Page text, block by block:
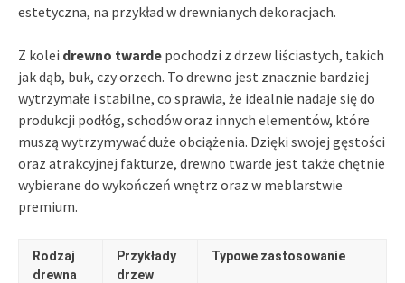
estetyczna, na przykład w drewnianych dekoracjach.
Z kolei drewno twarde pochodzi z drzew liściastych, takich
jak dąb, buk, czy orzech. To drewno jest znacznie bardziej
wytrzymałe i stabilne, co sprawia, że idealnie nadaje się do
produkcji podłóg, schodów oraz innych elementów, które
muszą wytrzymywać duże obciążenia. Dzięki swojej gęstości
oraz atrakcyjnej fakturze, drewno twarde jest także chętnie
wybierane do wykończeń wnętrz oraz w meblarstwie
premium.
Rodzaj
drewna
Przykłady
drzew
Typowe zastosowanie